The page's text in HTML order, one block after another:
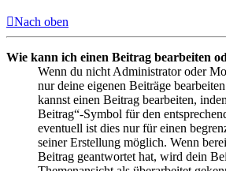
Nach oben
Wie kann ich einen Beitrag bearbeiten
Wenn du nicht Administrator oder
nur deine eigenen Beiträge
kannst einen Beitrag bearbeiten,
Beitrag“-Symbol für den
eventuell ist dies nur für einen
seiner Erstellung möglich. Wenn
Beitrag geantwortet hat, wird dein